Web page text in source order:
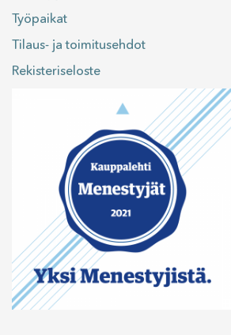
Työpaikat
Tilaus- ja toimitusehdot
Rekisteriseloste